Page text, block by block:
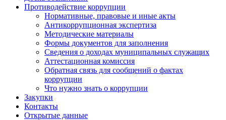
Противодействие коррупции
Нормативные, правовые и иные акты
Антикоррупционная экспертиза
Методические материалы
Формы документов для заполнения
Сведения о доходах муниципальных служащих
Аттестационная комиссия
Обратная связь для сообщений о фактах
коррупции
Что нужно знать о коррупции
Закупки
Контакты
Открытые данные